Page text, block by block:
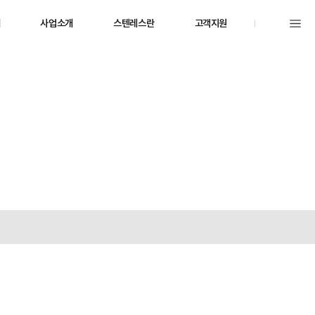
사업소개 스텐레스란 고객지원